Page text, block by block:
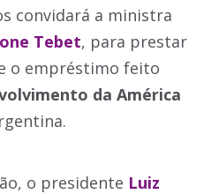
convidará a ministra
Tebet, para prestar
o empréstimo feito
da América
o presidente Luiz